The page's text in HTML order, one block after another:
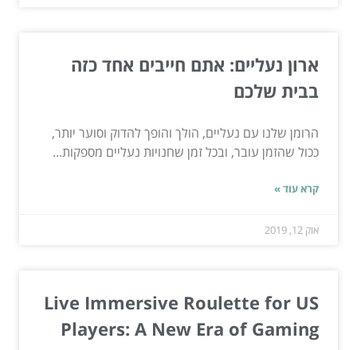
ארון נעליים: אתם חייבים אחד כזה
בבית שלכם
הרומן שלנו עם נעליים, הולך והופך להדוק וסוער יותר,
ככול שהזמן עובר, ובכל זמן שחנויות נעליים מספקות...
קרא עוד »
אוק 12, 2019
Live Immersive Roulette for US
Players: A New Era of Gaming